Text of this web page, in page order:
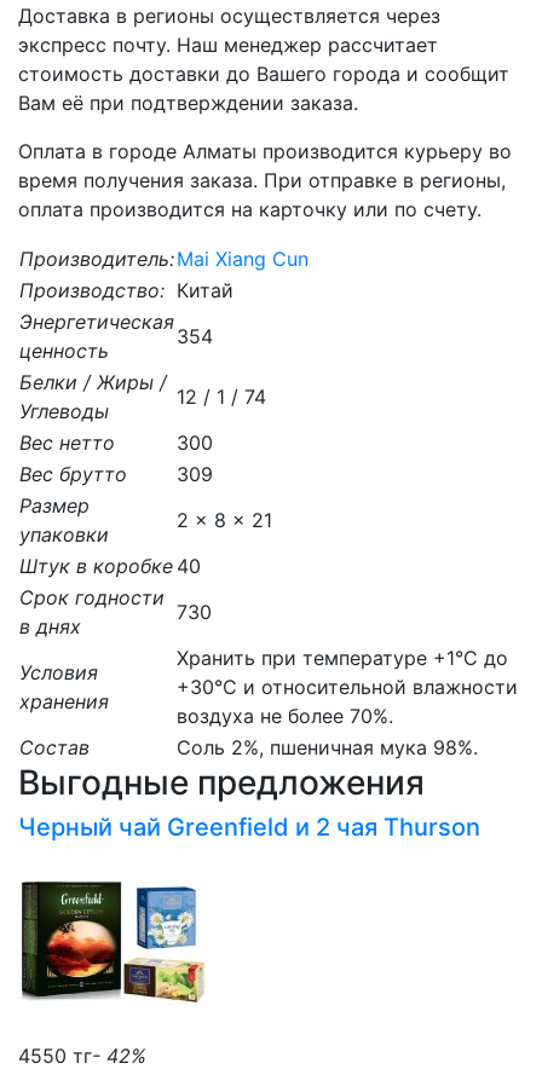
Доставка в регионы осуществляется через
экспресс почту. Наш менеджер рассчитает
стоимость доставки до Вашего города и сообщит
Вам её при подтверждении заказа.
Оплата в городе Алматы производится курьеру во
время получения заказа. При отправке в регионы,
оплата производится на карточку или по счету.
Производитель:Mai Xiang Cun
Производство: Китай
Энергетическая
ценность
354
Белки / Жиры /
Углеводы
12 / 1 / 74
Вес нетто
300
Вес брутто
309
Размер
упаковки
2 x 8 x 21
Штук в коробке 40
Срок годности
в днях
730
Условия
хранения
Хранить при температуре +1°C до
+30°C и относительной влажности
воздуха не более 70%.
Состав
Соль 2%, пшеничная мука 98%.
Выгодные предложения
Черный чай Greenfield и 2 чая Thurson
4550 тг- 42%